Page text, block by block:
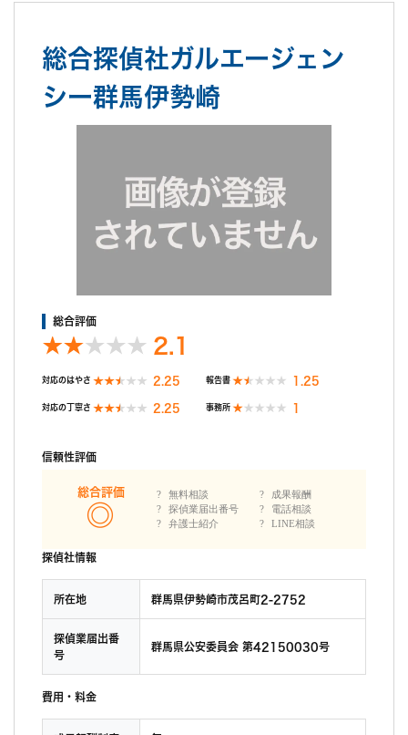
ているのに動き出せないというじれったい時間が続いた為、対応
総合探偵社ガルエージェン
シー群馬伊勢崎
総合評価
2.1
対応のはやさ 2.25 報告書 1.25
対応の丁寧さ 2.25 事務所 1
信頼性評価
総合評価
無料相談
探偵業届出番号
弁護士紹介
成果報酬
電話相談
LINE相談
探偵社情報
所在地 群馬県伊勢崎市茂呂町2-2752
探偵業届出番
号
群馬県公安委員会 第42150030号
費用・料金